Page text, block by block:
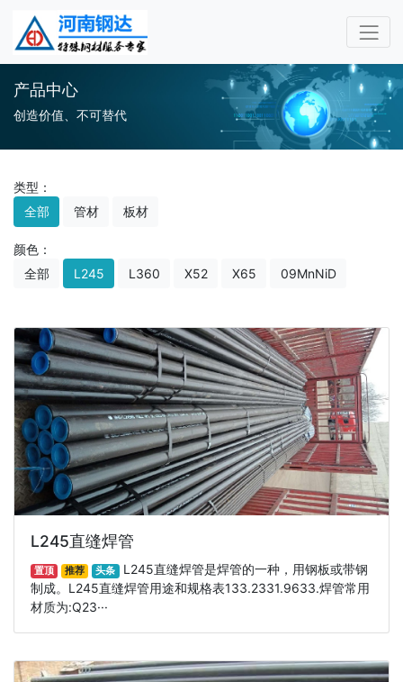
产品中心
创造价值、不可替代
类型：
全部
管材 板材
颜色：
全部
L245 L360 X52 X65 09MnNiD
L245直缝焊管
置顶 推荐 头条 L245直缝焊管是焊管的一种，用钢板或带钢
制成。L245直缝焊管用途和规格表133.2331.9633.焊管常用
材质为:Q23···